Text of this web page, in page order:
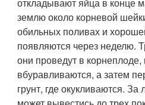
откладывают яйца в конце
землю около корневой
обильных поливах и
появляются через неделю.
они проведут в корнеплоде,
вбуравливаются, а затем
грунт, где окукливаются. За